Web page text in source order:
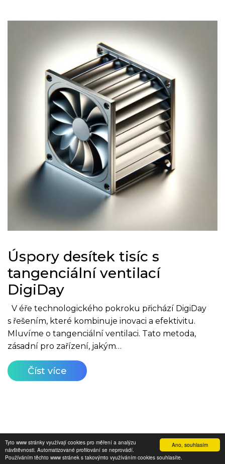
Ano, souhlasím
Tyto www stránky využívají cookies pro měření a analýzu
návštěvnosti. Automatizované profilování se neprovádí.
Používáním těchto www stránek s takovýmto využíváním cookies souhlasíte.
Úspory desítek tisíc s
tangenciální ventilací
DigiDay
V éře technologického pokroku přichází DigiDay
s řešením, které kombinuje inovaci a efektivitu.
Mluvíme o tangenciální ventilaci. Tato metoda,
zásadní pro zařízení, jakým…
Číst více
© 2026 Digitální nosiče.cz